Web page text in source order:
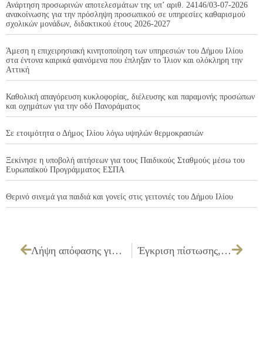
Ανάρτηση προσωρινών αποτελεσμάτων της υπ’ αριθ. 24146/03-07-2026
ανακοίνωσης για την πρόσληψη προσωπικού σε υπηρεσίες καθαρισμού
σχολικών μονάδων, διδακτικού έτους 2026-2027
Άμεση η επιχειρησιακή κινητοποίηση των υπηρεσιών του Δήμου Ιλίου
στα έντονα καιρικά φαινόμενα που έπληξαν το Ίλιον και ολόκληρη την
Αττική
Καθολική απαγόρευση κυκλοφορίας, διέλευσης και παραμονής προσώπων
και οχημάτων για την οδό Πανοράματος
Σε ετοιμότητα ο Δήμος Ιλίου λόγω υψηλών θερμοκρασιών
Ξεκίνησε η υποβολή αιτήσεων για τους Παιδικούς Σταθμούς μέσω του
Ευρωπαϊκού Προγράμματος ΕΣΠΑ
Θερινό σινεμά για παιδιά και γονείς στις γειτονιές του Δήμου Ιλίου
Λήψη απόφασης για σφράγιση του καταστήματος «ΕΣΤΙΑΤΟΡΙΟ – ΑΝΑΨΥΚΤΗΡΙΟ – ΚΑΦΕΤΕΡΙΑ» ιδιοκτησίας Δ. & Π. ΤΕΡΖΗ Ο.Ε., επί της οδού Σπ. Μουστακλή 23, εντός του Πάρκου Περιβαλλοντικής Προστασίας «ΑΝΤΩΝΗΣ ΤΡΙΤΣΗΣ» στο Ίλιον, λόγω στέρησης της νόμιμης άδειας λειτουργίας Έγκριση πίστωσης, τεχνικών προδιαγραφών, καθορισμός όρων διακήρυξης και τρόπου εκτέλεσης για την «Προμήθεια, εκτύπωση και βιβλιοδεσία διαφόρων εντύπων και εγγράφων των Υπηρεσιών του Δήμου»